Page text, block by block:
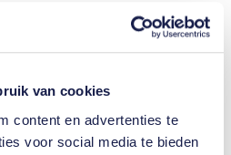
van cookies
content en advertenties te
voor social media te bieden
medailles